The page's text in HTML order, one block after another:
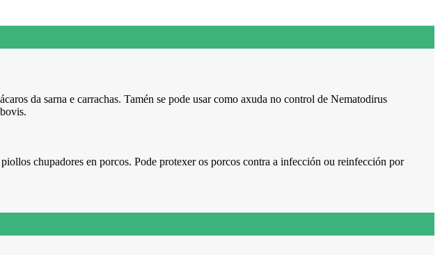
da sarna e carrachas. Tamén se pode usar como axuda no control de Nematodirus
chupadores en porcos. Pode protexer os porcos contra a infección ou reinfección por